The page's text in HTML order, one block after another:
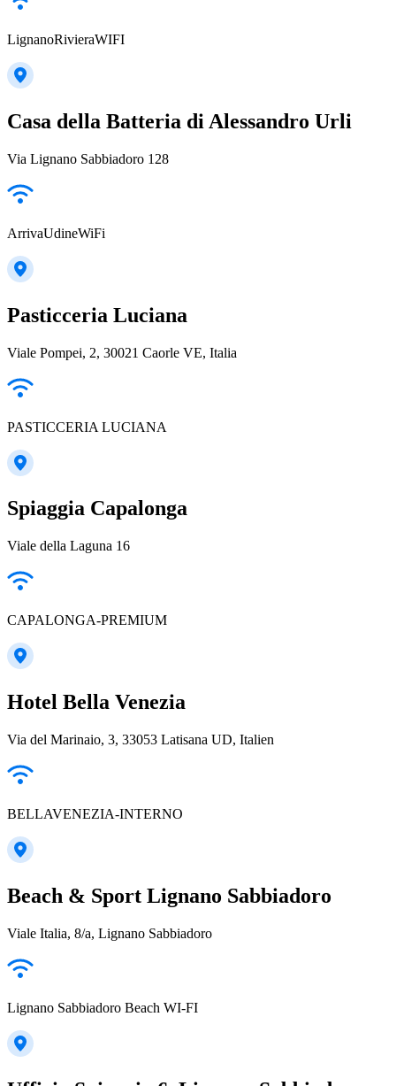
LignanoRivieraWIFI
Casa della Batteria di Alessandro Urli
Via Lignano Sabbiadoro 128
ArrivaUdineWiFi
Pasticceria Luciana
Viale Pompei, 2, 30021 Caorle VE, Italia
PASTICCERIA LUCIANA
Spiaggia Capalonga
Viale della Laguna 16
CAPALONGA-PREMIUM
Hotel Bella Venezia
Via del Marinaio, 3, 33053 Latisana UD, Italien
BELLAVENEZIA-INTERNO
Beach & Sport Lignano Sabbiadoro
Viale Italia, 8/a, Lignano Sabbiadoro
Lignano Sabbiadoro Beach WI-FI